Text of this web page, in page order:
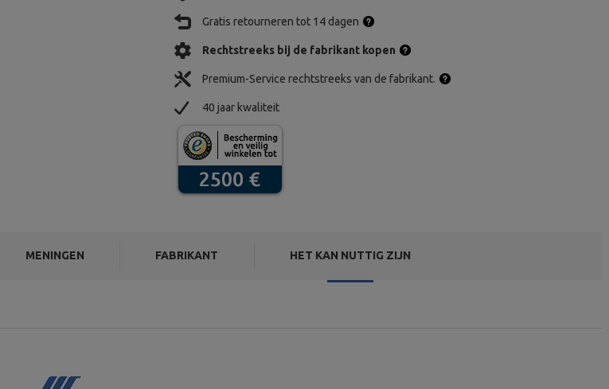
Gratis retourneren tot 14 dagen
Rechtstreeks bij de fabrikant kopen
Premium-Service rechtstreeks van de fabrikant.
40 jaar kwaliteit
MENINGEN FABRIKANT HET KAN NUTTIG ZIJN